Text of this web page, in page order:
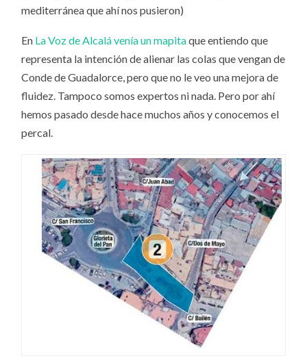
mediterránea que ahí nos pusieron)
En La Voz de Alcalá venía un mapitaque entiendo que
representa la intención de alienar las colas que vengan de
Conde de Guadalorce, pero que no le veo una mejora de
fluidez. Tampoco somos expertos ni nada. Pero por ahí
hemos pasado desde hace muchos años y conocemos el
percal.